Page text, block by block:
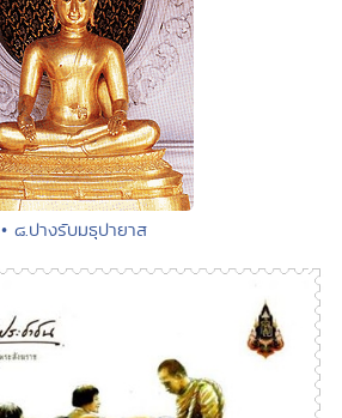
• ๘.ปางรับมธุปายาส